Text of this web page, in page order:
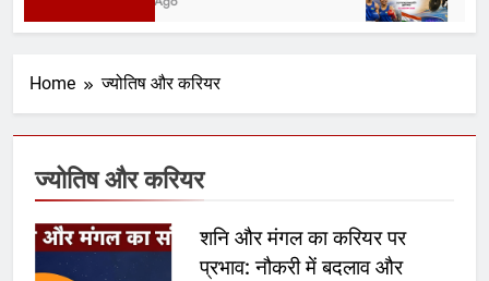
Home ज्योतिष और करियर
ज्योतिष और करियर
शनि और मंगल का करियर पर
प्रभाव: नौकरी में बदलाव और